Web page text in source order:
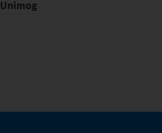
Unimog